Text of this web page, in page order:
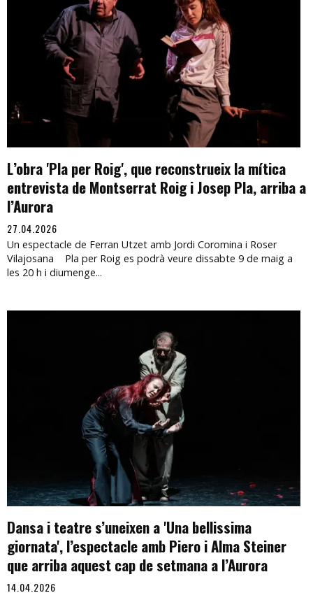
L’obra 'Pla per Roig', que reconstrueix la mítica
entrevista de Montserrat Roig i Josep Pla, arriba a
l’Aurora
27.04.2026
Un espectacle de Ferran Utzet amb Jordi Coromina i Roser
Vilajosana Pla per Roig es podrà veure dissabte 9 de maig a
les 20 h i diumenge...
Dansa i teatre s’uneixen a 'Una bellissima
giornata', l’espectacle amb Piero i Alma Steiner
que arriba aquest cap de setmana a l’Aurora
14.04.2026